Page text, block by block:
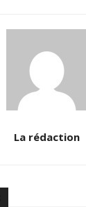
La rédaction